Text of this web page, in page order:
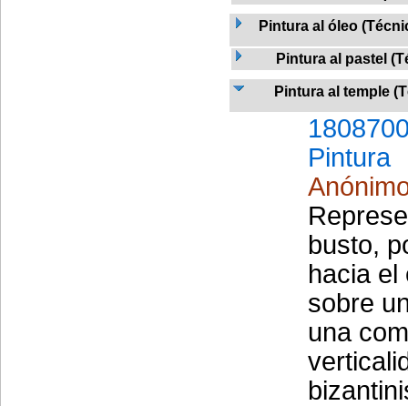
Pintura al óleo
Pintura al pastel
Pintura al temple
Pintura
busto,
hacia el
sobre
una